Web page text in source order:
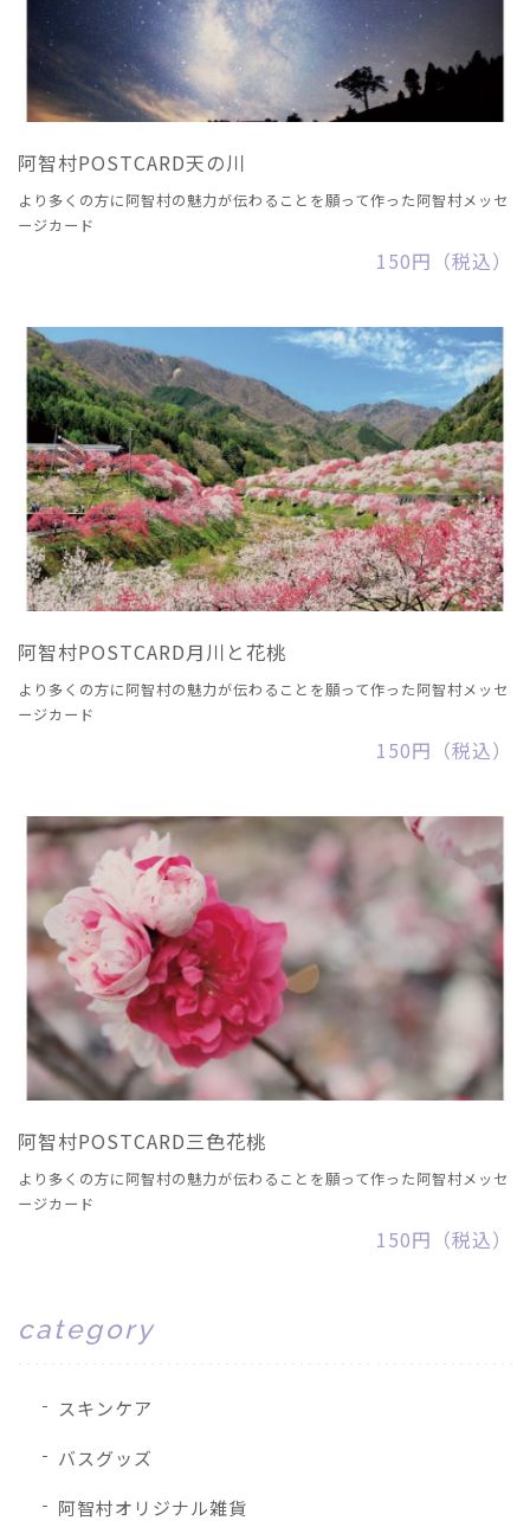
阿智村POSTCARD天の川
より多くの方に阿智村の魅力が伝わることを願って作った阿智村メッセ
ージカード
150円（税込）
阿智村POSTCARD月川と花桃
より多くの方に阿智村の魅力が伝わることを願って作った阿智村メッセ
ージカード
150円（税込）
阿智村POSTCARD三色花桃
より多くの方に阿智村の魅力が伝わることを願って作った阿智村メッセ
ージカード
150円（税込）
category
スキンケア
バスグッズ
阿智村オリジナル雑貨